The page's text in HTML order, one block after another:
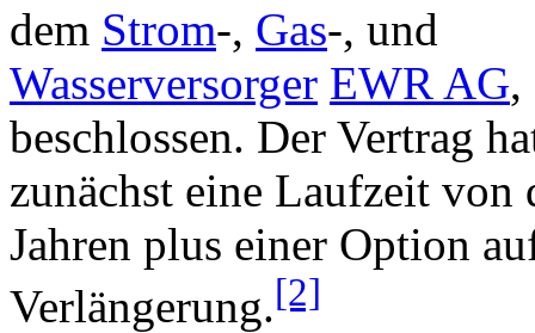
dem Strom-, Gas-, und
Wasserversorger EWR AG,
beschlossen. Der Vertrag
zunächst eine Laufzeit von
Jahren plus einer Option
Verlängerung.[2]